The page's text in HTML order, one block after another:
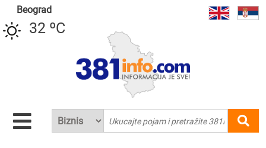
Beograd
32 ºC